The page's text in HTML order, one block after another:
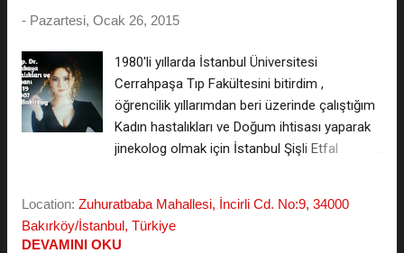
hastanesinde ve bu hastaneye bağlı Semiha
Şakir Hastanesinde yıllarca görev yaptım. En
az 5-6 tur asistan yetiştirme eğitimine
katkıda bulundum. Binlerce hasta, ameliyat,
doğum sezeryan yaptım veya asistan eğitimi
yaptım. Halkımıza gerek çalıştığım hastanede
gerekse muayenehanemde yı...
- Pazartesi, Ocak 26, 2015
1980'li yıllarda İstanbul Üniversitesi
Cerrahpaşa Tıp Fakültesini bitirdim ,
öğrencilik yıllarımdan beri üzerinde çalıştığım
Kadın hastalıkları ve Doğum ihtisası yaparak
jinekolog olmak için İstanbul Şişli Etfal
Kadın Hastalıkları ve Doğum Hastanesine
çıkarttı , uzun yıllar Uzman doktor olarak
Location: Zuhuratbaba Mahallesi, İncirli Cd. No:9, 34000
Bakırköy/İstanbul, Türkiye
DEVAMINI OKU